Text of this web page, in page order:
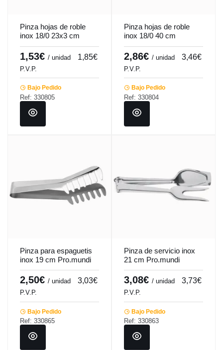
Pinza hojas de roble
inox 18/0 23x3 cm
Pro.cooker
1,53€ / unidad 1,85€
P.V.P.
Bajo Pedido
Ref: 330805
Pinza hojas de roble
inox 18/0 40 cm
Pro.cooker
2,86€ / unidad 3,46€
P.V.P.
Bajo Pedido
Ref: 330804
Pinza para espaguetis
inox 19 cm Pro.mundi
2,50€ / unidad 3,03€
P.V.P.
Bajo Pedido
Ref: 330865
Pinza de servicio inox
21 cm Pro.mundi
3,08€ / unidad 3,73€
P.V.P.
Bajo Pedido
Ref: 330863